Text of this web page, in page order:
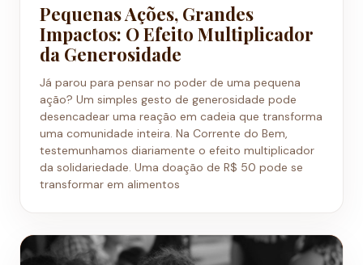
Pequenas Ações, Grandes
Impactos: O Efeito Multiplicador
da Generosidade
Já parou para pensar no poder de uma pequena
ação? Um simples gesto de generosidade pode
desencadear uma reação em cadeia que transforma
uma comunidade inteira. Na Corrente do Bem,
testemunhamos diariamente o efeito multiplicador
da solidariedade. Uma doação de R$ 50 pode se
transformar em alimentos